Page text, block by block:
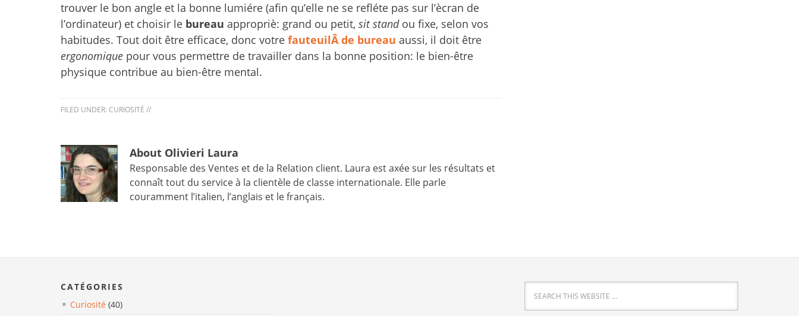
trouver le bon angle et la bonne lumiére (afin qu’elle ne se refléte pas sur l’ècran de
l’ordinateur) et choisir le bureau appropriè: grand ou petit, sit standou fixe, selon vos
habitudes. Tout doit être efficace, donc votre fauteuilÂ de bureau aussi, il doit être
ergonomique pour vous permettre de travailler dans la bonne position: le bien-être
physique contribue au bien-être mental.
FILED UNDER: CURIOSITÉ //
About Olivieri Laura
Responsable des Ventes et de la Relation client. Laura est axée sur les résultats et
connaît tout du service à la clientèle de classe internationale. Elle parle
couramment l’italien, l’anglais et le français.
CATÉGORIES
Curiosité (40)